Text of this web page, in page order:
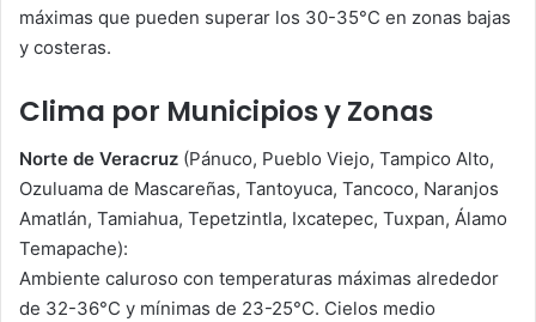
máximas que pueden superar los 30-35°C en zonas bajas
y costeras.
Clima por Municipios y Zonas
Norte de Veracruz (Pánuco, Pueblo Viejo, Tampico Alto,
Ozuluama de Mascareñas, Tantoyuca, Tancoco, Naranjos
Amatlán, Tamiahua, Tepetzintla, Ixcatepec, Tuxpan, Álamo
Temapache):
Ambiente caluroso con temperaturas máximas alrededor
de 32-36°C y mínimas de 23-25°C. Cielos medio